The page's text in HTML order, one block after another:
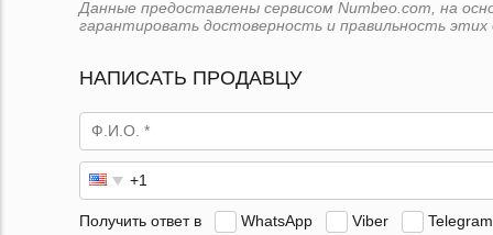
Данные предоставлены сервисом Numbeo.com, на
гарантировать достоверность и правильность этих
НАПИСАТЬ ПРОДАВЦУ
Получить ответ в WhatsApp Viber Telegram